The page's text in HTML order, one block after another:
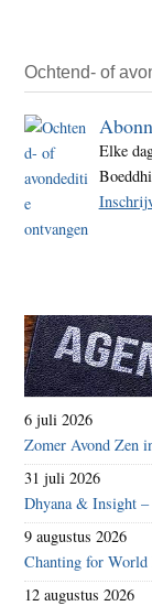
Ochtend- of
Elke
6 juli 2026
Zomer Avond Zen
31 juli 2026
Dhyana & Insight –
9 augustus 2026
Chanting for World
12 augustus 2026